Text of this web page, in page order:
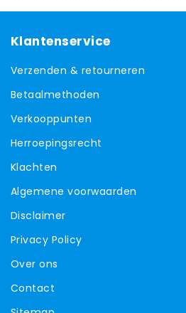
Klantenservice
Verzenden & retourneren
Betaalmethoden
Verkooppunten
Herroepingsrecht
Klachten
Algemene voorwaarden
Disclaimer
Privacy Policy
Over ons
Contact